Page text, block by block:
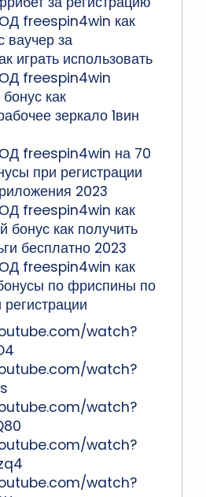
freespin4win как
ваучер за
играть использовать
freespin4win
как
зеркало 1вин
freespin4win на 70
при регистрации
2023
freespin4win как
бонус как получить
бесплатно 2023
freespin4win как
по фриспины по
watch?
watch?
watch?
watch?
watch?